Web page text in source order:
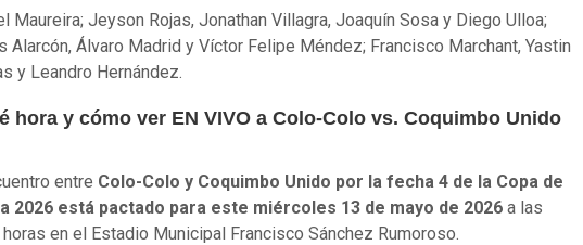
Maureira; Jeyson Rojas, Jonathan Villagra, Joaquín Sosa y Diego Ulloa;
Alarcón, Álvaro Madrid y Víctor Felipe Méndez; Francisco Marchant, Yastin
y Leandro Hernández.
hora y cómo ver EN VIVO a Colo-Colo vs. Coquimbo Unido
entre Colo-Colo y Coquimbo Unido por la fecha 4 de la Copa de
2026 está pactado para este miércoles 13 de mayo de 2026 a las
horas en el Estadio Municipal Francisco Sánchez Rumoroso.